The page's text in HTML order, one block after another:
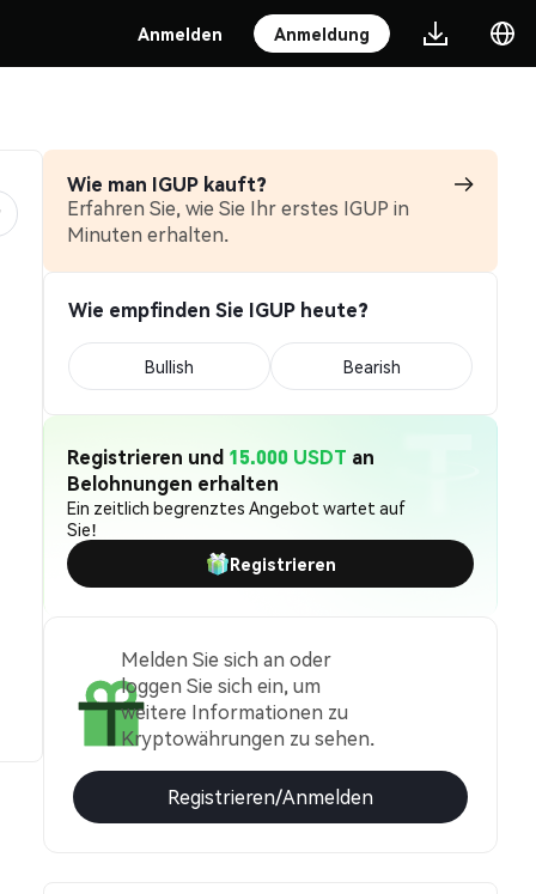
Anmelden Anmeldung
Wie man IGUP kauft?
Erfahren Sie, wie Sie Ihr erstes IGUP in
Minuten erhalten.
Wie empfinden Sie IGUP heute?
Bullish Bearish
Registrieren und 15.000 USDT an
Belohnungen erhalten
Ein zeitlich begrenztes Angebot wartet auf
Sie!
Registrieren
Melden Sie sich an oder
loggen Sie sich ein, um
weitere Informationen zu
Kryptowährungen zu sehen.
Registrieren/Anmelden